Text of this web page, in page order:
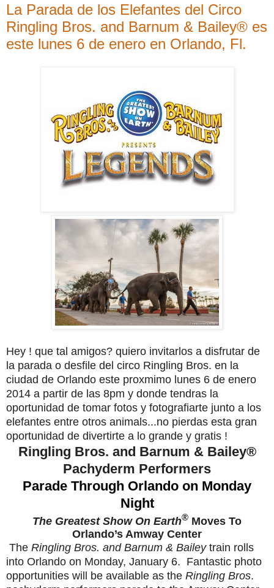
La Parada de los Elefantes del Circo
Ringling Bros. and Barnum & Bailey® es
este lunes 6 de enero en Orlando, Fl.
Hey ! que tal amigos? quiero invitarlos a disfrutar de
la parada o desfile del circo Ringling Bros. en la
ciudad de Orlando este proxmimo lunes 6 de enero
2014 a partir de las 8pm y donde tendras la
oportunidad de tomar fotos y fotografiarte junto a los
elefantes entre otros animals...no pierdas esta gran
oportunidad de divertirte a lo grande y gratis !
Ringling Bros. and Barnum & Bailey®
Pachyderm Performers
Parade Through Orlando on Monday
Night
The Greatest Show On Earth® Moves To
Orlando’s Amway Center
The Ringling Bros. and Barnum & Baileytrain rolls
into Orlando on Monday, January 6. Fantastic photo
opportunities will be available as the Ringling Bros.